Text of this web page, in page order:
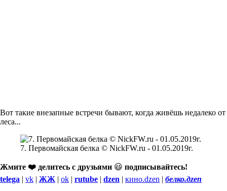
Вот такие внезапные встречи бывают, когда живёшь недалеко от
леса...
7. Первомайская белка © NickFW.ru - 01.05.2019г.
Жмите ❤️ делитесь с друзьями 😃 подписывайтесь!
telega | vk | ЖЖ | ok | rutube | dzen | кино.dzen | белко.дzen